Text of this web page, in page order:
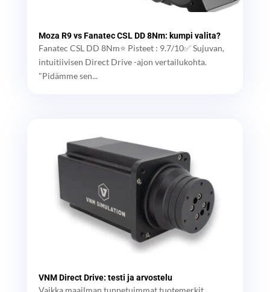
Moza R9 vs Fanatec CSL DD 8Nm: kumpi valita?
Fanatec CSL DD 8Nm⭐ Pisteet : 9.7/10✅ Sujuvan,
intuitiivisen Direct Drive -ajon vertailukohta.
"Pidämme sen...
VNM Direct Drive: testi ja arvostelu
Vaikka maailman tunnetuimmat tuotemerkit